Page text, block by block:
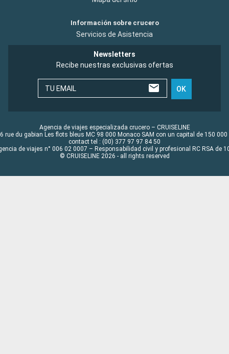
Información sobre crucero
Servicios de Asistencia
Newsletters
Recibe nuestras exclusivas ofertas
TU EMAIL OK
Agencia de viajes especializada crucero – CRUISELINE
rue du gabian Les flots bleus MC 98 000 Monaco SAM con un capital de 150 000
contact tel : (00) 377 97 97 84 50
de viajes n° 006 02 0007 – Responsabilidad civil y profesional RC RSA de
© CRUISELINE 2026 - all rights reserved